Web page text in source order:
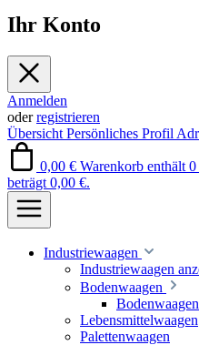
Ihr Konto
Anmelden
oderregistrieren
Übersicht Persönliches Profil
0,00 € Warenkorb enthält
beträgt 0,00 €.
Industriewaagen
Industriewaagen
Bodenwaagen
Lebensmittelwaagen
Palettenwaagen